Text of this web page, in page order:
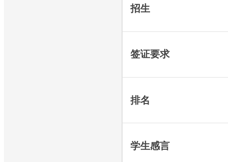
招生
签证要求
排名
学生感言